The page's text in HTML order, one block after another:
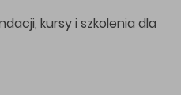
kursy i szkolenia dla